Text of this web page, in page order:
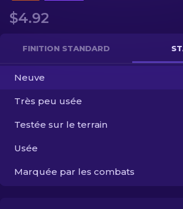
Gants
$4.92
FINITION STANDARD
Neuve
Très peu usée
Testée sur le terrain
Usée
Marquée par les combats